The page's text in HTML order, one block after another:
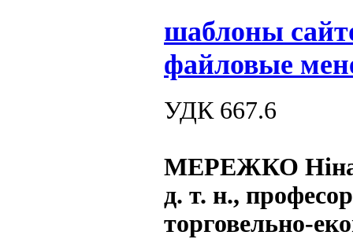
шаблоны
файловые
УДК 667.6
МЕРЕЖКО
д. т. н.,
торговельно-